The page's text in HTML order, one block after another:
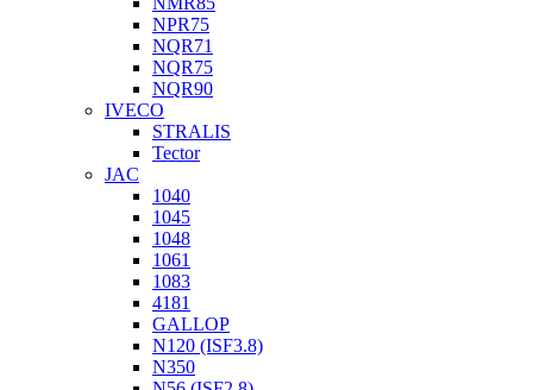
NPR75
NQR71
NQR75
NQR90
IVECO
STRALIS
Tector
JAC
1040
1045
1048
1061
1083
4181
GALLOP
N120 (ISF3.8)
N350